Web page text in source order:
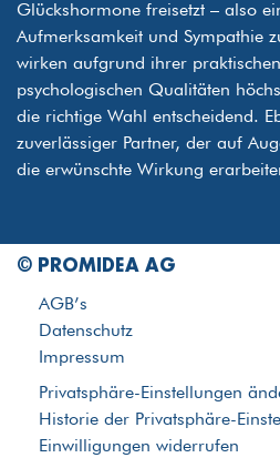
Glückshormone freisetzt – also
Aufmerksamkeit und Sympathie
wirken aufgrund ihrer
psychologischen Qualitäten
die richtige Wahl entscheidend.
zuverlässiger Partner, der auf
die erwünschte Wirkung
© PROMIDEA AG
AGB’s
Datenschutz
Impressum
Privatsphäre-Einstellungen
Historie der Privatsphäre-
Einwilligungen widerrufen